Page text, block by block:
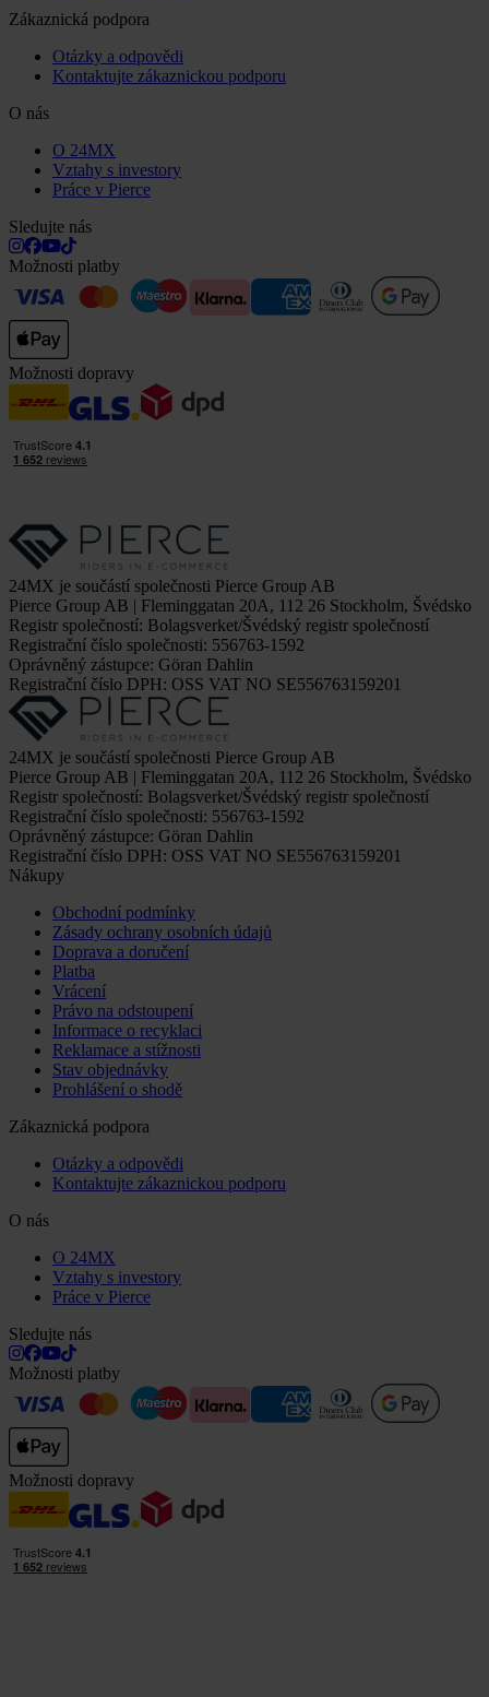
Zákaznická podpora
Otázky a odpovědi
Kontaktujte zákaznickou podporu
O nás
O 24MX
Vztahy s investory
Práce v Pierce
Sledujte nás
Možnosti platby
Možnosti dopravy
24MX je součástí společnosti Pierce Group AB
Pierce Group AB | Fleminggatan 20A, 112 26 Stockholm, Švédsko
Registr společností: Bolagsverket/Švédský registr společností
Registrační číslo společnosti: 556763-1592
Oprávněný zástupce: Göran Dahlin
Registrační číslo DPH: OSS VAT NO SE556763159201
24MX je součástí společnosti Pierce Group AB
Pierce Group AB | Fleminggatan 20A, 112 26 Stockholm, Švédsko
Registr společností: Bolagsverket/Švédský registr společností
Registrační číslo společnosti: 556763-1592
Oprávněný zástupce: Göran Dahlin
Registrační číslo DPH: OSS VAT NO SE556763159201
Nákupy
Obchodní podmínky
Zásady ochrany osobních údajů
Doprava a doručení
Platba
Vrácení
Právo na odstoupení
Informace o recyklaci
Reklamace a stížnosti
Stav objednávky
Prohlášení o shodě
Zákaznická podpora
Otázky a odpovědi
Kontaktujte zákaznickou podporu
O nás
O 24MX
Vztahy s investory
Práce v Pierce
Sledujte nás
Možnosti platby
Možnosti dopravy